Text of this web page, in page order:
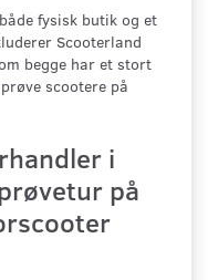
fysisk butik og et
Scooterland
begge har et stort
scootere på
i
på